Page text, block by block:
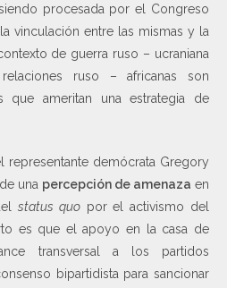
procesada por el Congreso
vinculación entre las mismas y la
de guerra ruso – ucraniana
ruso – africanas son
que ameritan una estrategia de
representante demócrata Gregory
una percepción de amenaza en
status quopor el activismo del
es que el apoyo en la casa de
transversal a los partidos
bipartidista para sancionar